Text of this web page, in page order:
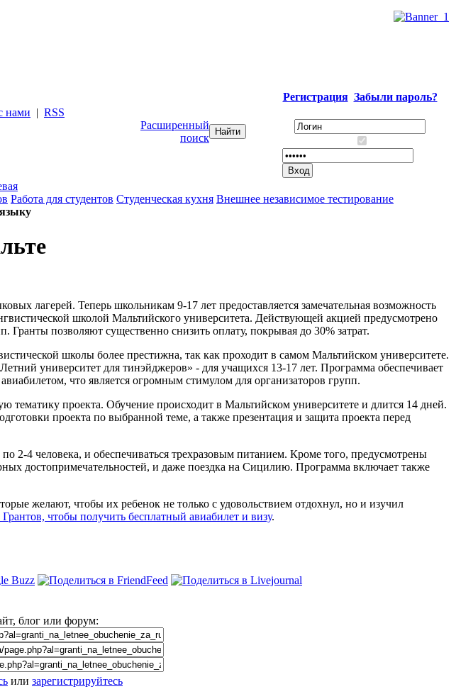
нами | RSS
Расширенный
поиск
Регистрация Забыли пароль?
Работа для студентов Студенческая кухня Внешнее независимое тестирование
лагерей. Теперь школьникам 9-17 лет предоставляется замечательная возможность
школой Мальтийского университета. Действующей акцией предусмотрено
Гранты позволяют существенно снизить оплату, покрывая до 30% затрат.
школы более престижна, так как проходит в самом Мальтийском университете.
университет для тинэйджеров» - для учащихся 13-17 лет. Программа обеспечивает
что является огромным стимулом для организаторов групп.
тематику проекта. Обучение происходит в Мальтийском университете и длится 14 дней.
проекта по выбранной теме, а также презентация и защита проекта перед
2-4 человека, и обеспечиваться трехразовым питанием. Кроме того, предусмотрены
достопримечательностей, и даже поездка на Сицилию. Программа включает также
желают, чтобы их ребенок не только с удовольствием отдохнул, но и изучил
Грантов, чтобы получить бесплатный авиабилет и визу.
блог или форум:
или зарегистрируйтесь